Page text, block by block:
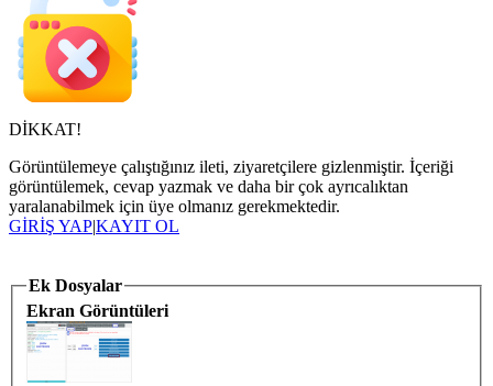
DİKKAT!
Görüntülemeye çalıştığınız ileti, ziyaretçilere gizlenmiştir. İçeriği
görüntülemek, cevap yazmak ve daha bir çok ayrıcalıktan
yaralanabilmek için üye olmanız gerekmektedir.
GİRİŞ YAP|KAYIT OL
Ek Dosyalar
Ekran Görüntüleri